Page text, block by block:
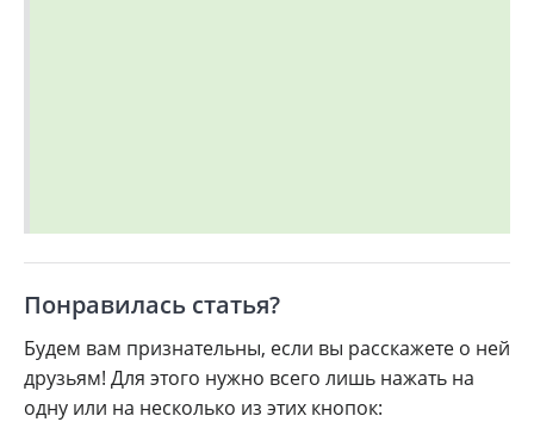
Понравилась статья?
Будем вам признательны, если вы расскажете о ней
друзьям! Для этого нужно всего лишь нажать на
одну или на несколько из этих кнопок: